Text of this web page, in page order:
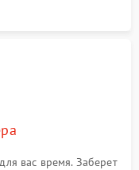
вас время. Заберет